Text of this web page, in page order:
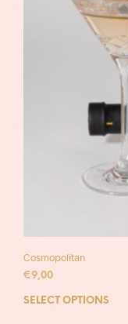
Cosmopolitan
€9,00
SELECT OPTIONS